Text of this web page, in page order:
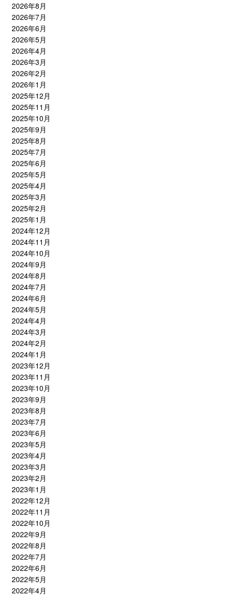
2026年8月
2026年7月
2026年6月
2026年5月
2026年4月
2026年3月
2026年2月
2026年1月
2025年12月
2025年11月
2025年10月
2025年9月
2025年8月
2025年7月
2025年6月
2025年5月
2025年4月
2025年3月
2025年2月
2025年1月
2024年12月
2024年11月
2024年10月
2024年9月
2024年8月
2024年7月
2024年6月
2024年5月
2024年4月
2024年3月
2024年2月
2024年1月
2023年12月
2023年11月
2023年10月
2023年9月
2023年8月
2023年7月
2023年6月
2023年5月
2023年4月
2023年3月
2023年2月
2023年1月
2022年12月
2022年11月
2022年10月
2022年9月
2022年8月
2022年7月
2022年6月
2022年5月
2022年4月